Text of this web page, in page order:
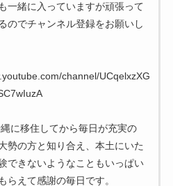
一緒に入っていますが頑張って
のでチャンネル登録をお願いし
channel/UCqelxzXG
に移住してから毎日が充実の
勢の方と知り合え、本土にいた
できないようなこともいっぱい
らえて感謝の毎日です。